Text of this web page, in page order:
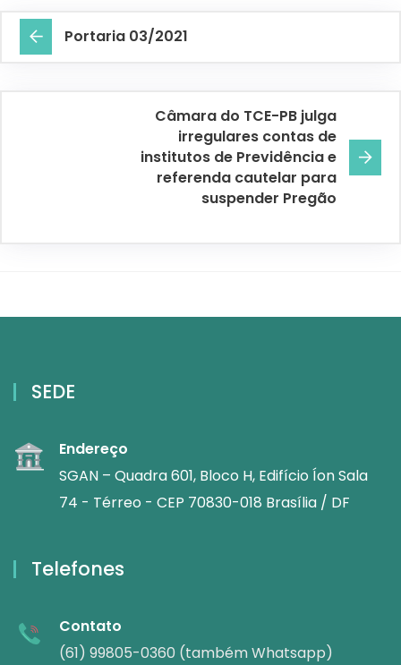
Portaria 03/2021
Câmara do TCE-PB julga
irregulares contas de
institutos de Previdência e
referenda cautelar para
suspender Pregão
SEDE
Endereço
SGAN – Quadra 601, Bloco H, Edifício Íon Sala
74 - Térreo - CEP 70830-018 Brasília / DF
Telefones
Contato
(61) 99805-0360 (também Whatsapp)